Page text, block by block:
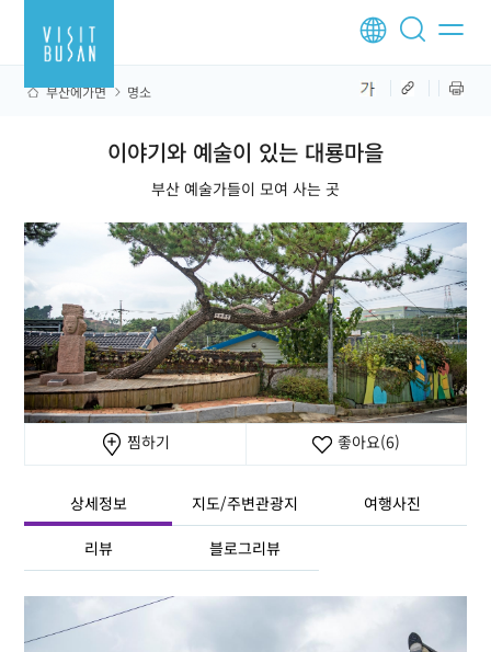
부산에가면 명소
이야기와 예술이 있는 대룡마을
부산 예술가들이 모여 사는 곳
찜하기 좋아요(6)
상세정보 지도/주변관광지 여행사진
리뷰 블로그리뷰